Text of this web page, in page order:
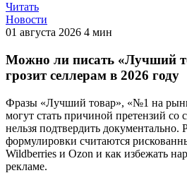
Читать
Новости
01 августа 2026 4 мин
Можно ли писать «Лучший
грозит селлерам в 2026 году
Фразы «Лучший товар», «№1 на
могут стать причиной претензий
нельзя подтвердить документально.
формулировки считаются
Wildberries и Ozon и как избежать
рекламе.